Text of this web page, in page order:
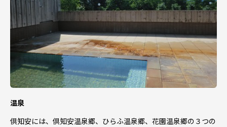
温泉
倶知安には、倶知安温泉郷、ひらふ温泉郷、花園温泉郷の３つの